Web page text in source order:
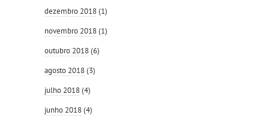
dezembro 2018(1)
novembro 2018(1)
outubro 2018(6)
agosto 2018(3)
julho 2018(4)
junho 2018(4)